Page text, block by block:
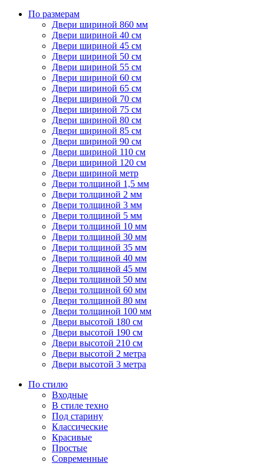
По размерам
Двери шириной 860 мм
Двери шириной 40 см
Двери шириной 45 см
Двери шириной 50 см
Двери шириной 55 см
Двери шириной 60 см
Двери шириной 65 см
Двери шириной 70 см
Двери шириной 75 см
Двери шириной 80 см
Двери шириной 85 см
Двери шириной 90 см
Двери шириной 110 см
Двери шириной 120 см
Двери шириной метр
Двери толщиной 1,5 мм
Двери толщиной 2 мм
Двери толщиной 3 мм
Двери толщиной 5 мм
Двери толщиной 10 мм
Двери толщиной 30 мм
Двери толщиной 35 мм
Двери толщиной 40 мм
Двери толщиной 45 мм
Двери толщиной 50 мм
Двери толщиной 60 мм
Двери толщиной 80 мм
Двери толщиной 100 мм
Двери высотой 180 см
Двери высотой 190 см
Двери высотой 210 см
Двери высотой 2 метра
Двери высотой 3 метра
По стилю
Входные
В стиле техно
Под старину
Классические
Красивые
Простые
Современные